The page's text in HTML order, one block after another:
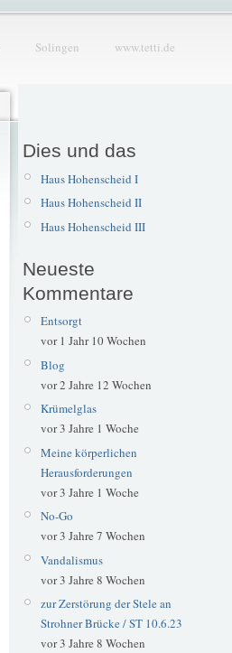
Solingen www.tetti.de
Dies und das
Haus Hohenscheid I
Haus Hohenscheid II
Haus Hohenscheid III
Neueste
Kommentare
Entsorgt
vor 1 Jahr 10 Wochen
Blog
vor 2 Jahre 12 Wochen
Krümelglas
vor 3 Jahre 1 Woche
Meine körperlichen
Herausforderungen
vor 3 Jahre 1 Woche
No-Go
vor 3 Jahre 7 Wochen
Vandalismus
vor 3 Jahre 8 Wochen
zur Zerstörung der Stele an
Strohner Brücke / ST 10.6.23
vor 3 Jahre 8 Wochen